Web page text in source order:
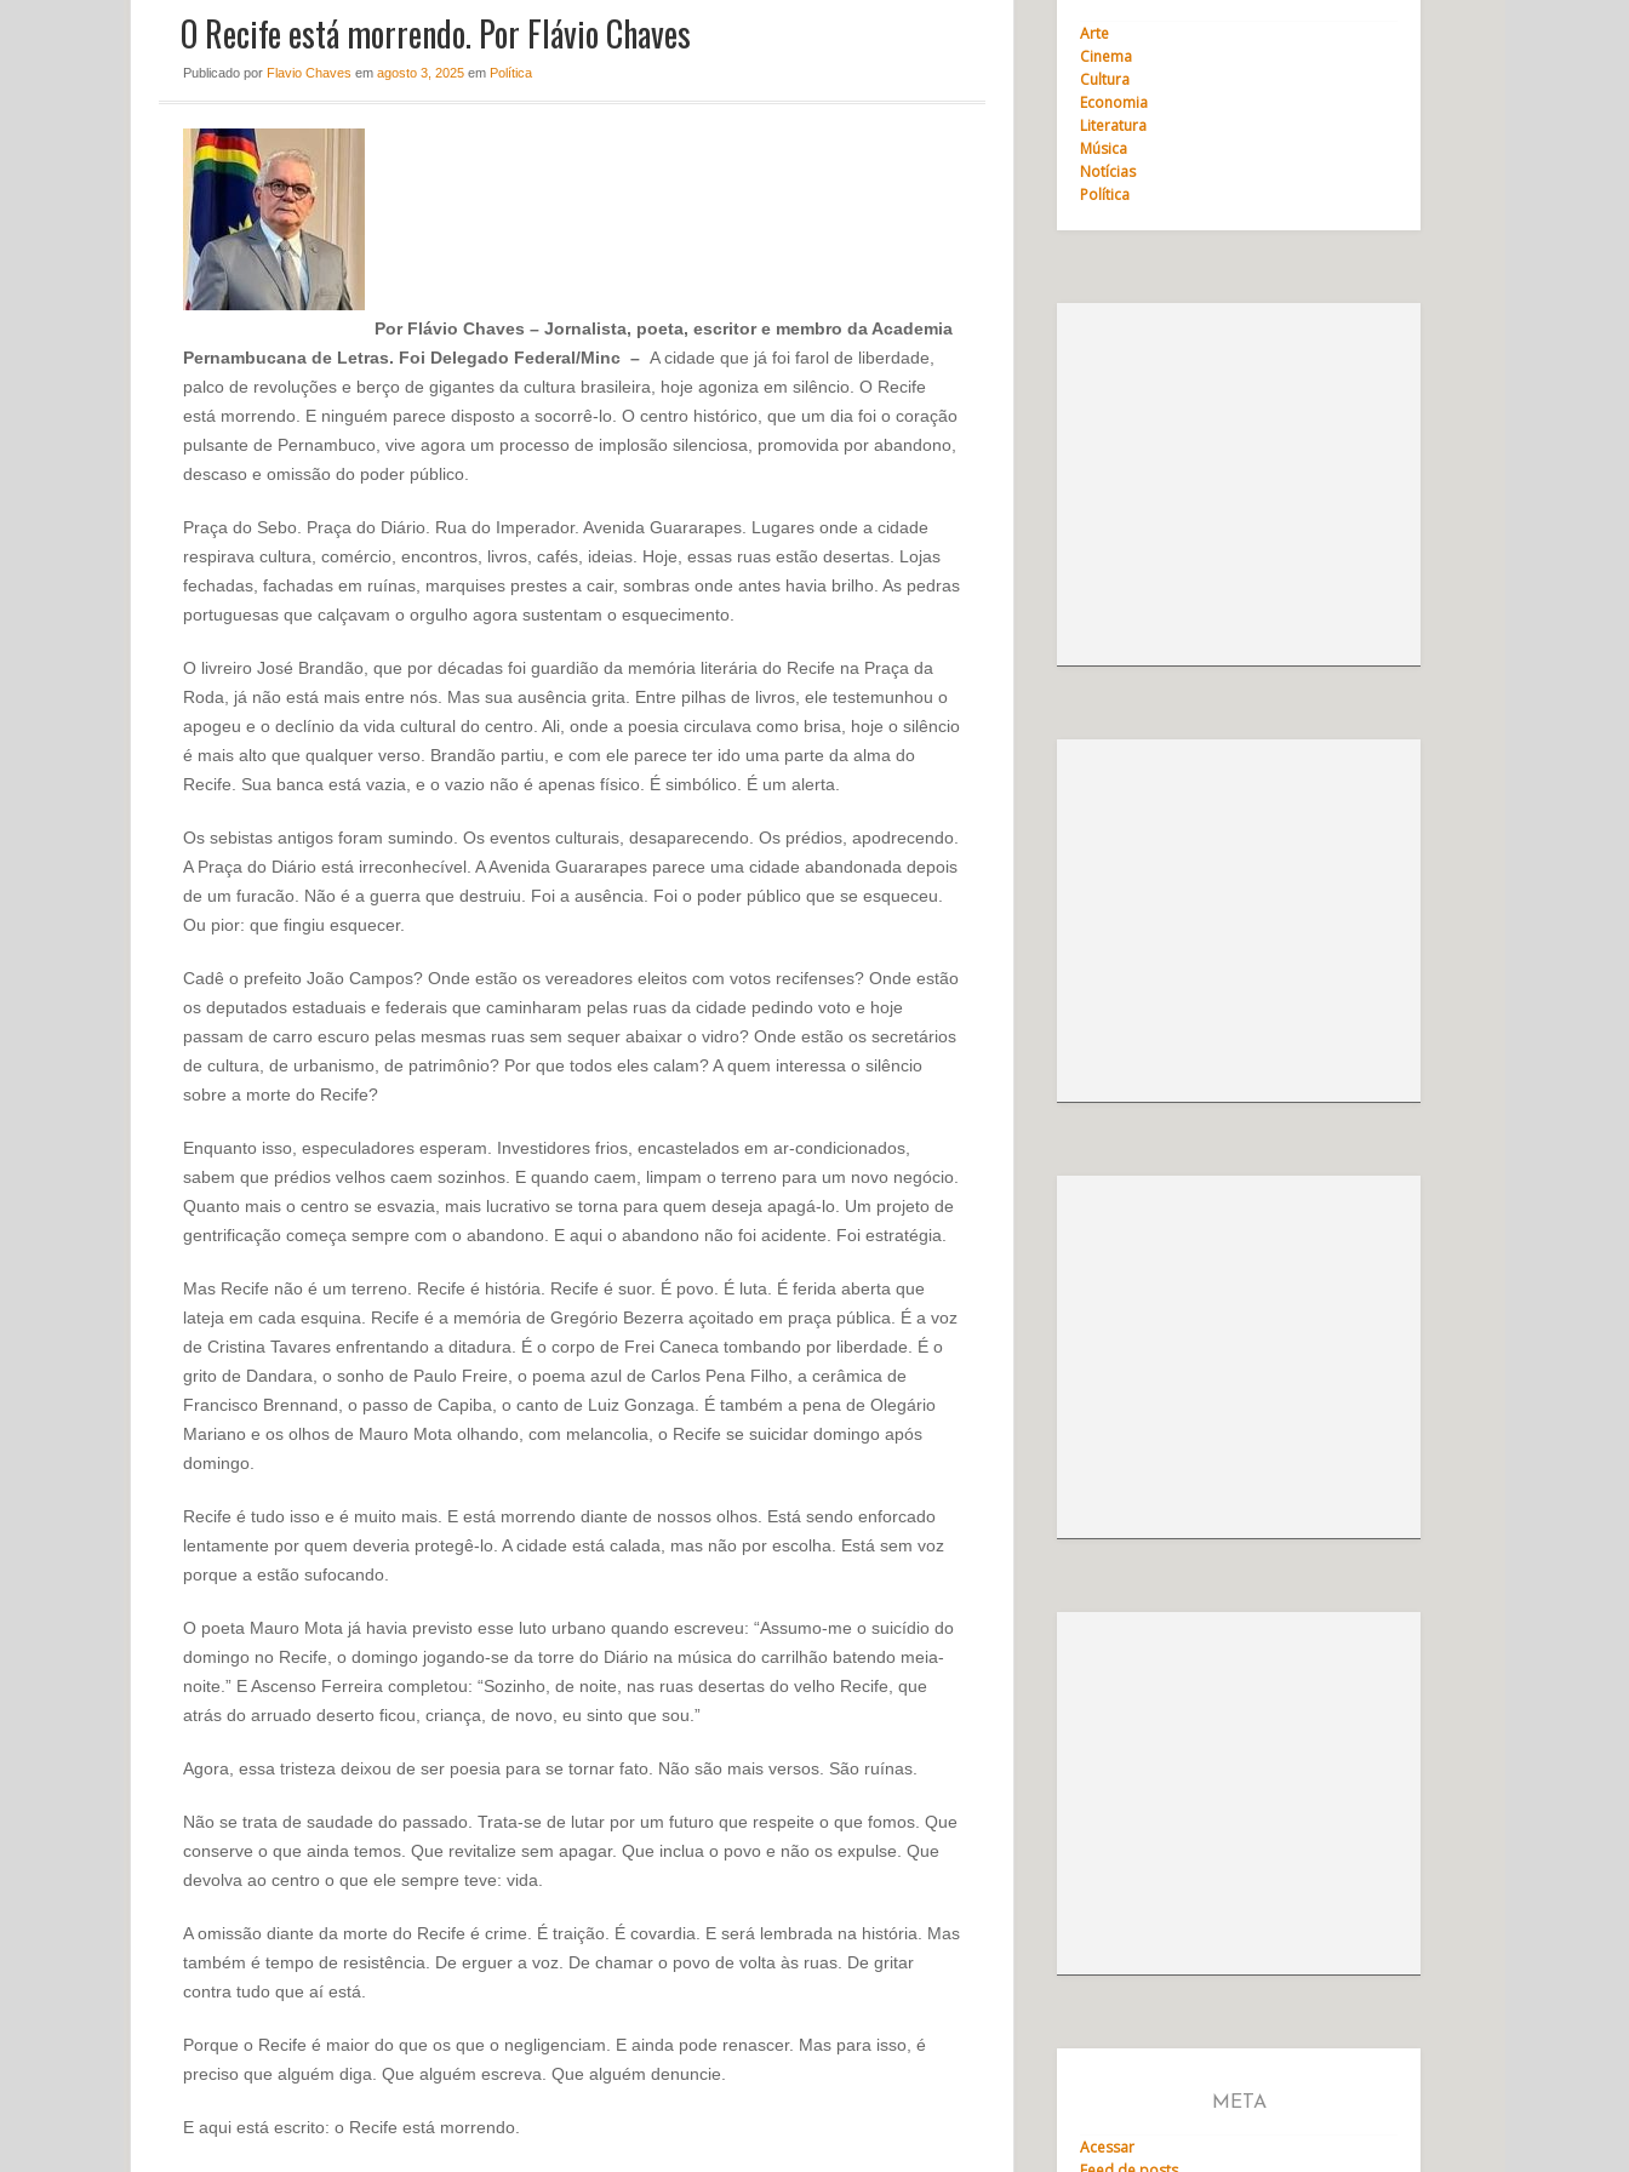
O Recife está morrendo. Por Flávio Chaves
Publicado por Flavio Chaves em agosto 3, 2025em Política
Por Flávio Chaves – Jornalista, poeta, escritor e membro da Academia
Pernambucana de Letras. Foi Delegado Federal/Minc – A cidade que já foi farol de liberdade,
palco de revoluções e berço de gigantes da cultura brasileira, hoje agoniza em silêncio. O Recife
está morrendo. E ninguém parece disposto a socorrê-lo. O centro histórico, que um dia foi o coração
pulsante de Pernambuco, vive agora um processo de implosão silenciosa, promovida por abandono,
descaso e omissão do poder público.
Praça do Sebo. Praça do Diário. Rua do Imperador. Avenida Guararapes. Lugares onde a cidade
respirava cultura, comércio, encontros, livros, cafés, ideias. Hoje, essas ruas estão desertas. Lojas
fechadas, fachadas em ruínas, marquises prestes a cair, sombras onde antes havia brilho. As pedras
portuguesas que calçavam o orgulho agora sustentam o esquecimento.
O livreiro José Brandão, que por décadas foi guardião da memória literária do Recife na Praça da
Roda, já não está mais entre nós. Mas sua ausência grita. Entre pilhas de livros, ele testemunhou o
apogeu e o declínio da vida cultural do centro. Ali, onde a poesia circulava como brisa, hoje o silêncio
é mais alto que qualquer verso. Brandão partiu, e com ele parece ter ido uma parte da alma do
Recife. Sua banca está vazia, e o vazio não é apenas físico. É simbólico. É um alerta.
Os sebistas antigos foram sumindo. Os eventos culturais, desaparecendo. Os prédios, apodrecendo.
A Praça do Diário está irreconhecível. A Avenida Guararapes parece uma cidade abandonada depois
de um furacão. Não é a guerra que destruiu. Foi a ausência. Foi o poder público que se esqueceu.
Ou pior: que fingiu esquecer.
Cadê o prefeito João Campos? Onde estão os vereadores eleitos com votos recifenses? Onde estão
os deputados estaduais e federais que caminharam pelas ruas da cidade pedindo voto e hoje
passam de carro escuro pelas mesmas ruas sem sequer abaixar o vidro? Onde estão os secretários
de cultura, de urbanismo, de patrimônio? Por que todos eles calam? A quem interessa o silêncio
sobre a morte do Recife?
Enquanto isso, especuladores esperam. Investidores frios, encastelados em ar-condicionados,
sabem que prédios velhos caem sozinhos. E quando caem, limpam o terreno para um novo negócio.
Quanto mais o centro se esvazia, mais lucrativo se torna para quem deseja apagá-lo. Um projeto de
gentrificação começa sempre com o abandono. E aqui o abandono não foi acidente. Foi estratégia.
Mas Recife não é um terreno. Recife é história. Recife é suor. É povo. É luta. É ferida aberta que
lateja em cada esquina. Recife é a memória de Gregório Bezerra açoitado em praça pública. É a voz
de Cristina Tavares enfrentando a ditadura. É o corpo de Frei Caneca tombando por liberdade. É o
grito de Dandara, o sonho de Paulo Freire, o poema azul de Carlos Pena Filho, a cerâmica de
Francisco Brennand, o passo de Capiba, o canto de Luiz Gonzaga. É também a pena de Olegário
Mariano e os olhos de Mauro Mota olhando, com melancolia, o Recife se suicidar domingo após
domingo.
Recife é tudo isso e é muito mais. E está morrendo diante de nossos olhos. Está sendo enforcado
lentamente por quem deveria protegê-lo. A cidade está calada, mas não por escolha. Está sem voz
porque a estão sufocando.
O poeta Mauro Mota já havia previsto esse luto urbano quando escreveu: “Assumo-me o suicídio do
domingo no Recife, o domingo jogando-se da torre do Diário na música do carrilhão batendo meia-
noite.” E Ascenso Ferreira completou: “Sozinho, de noite, nas ruas desertas do velho Recife, que
atrás do arruado deserto ficou, criança, de novo, eu sinto que sou.”
Agora, essa tristeza deixou de ser poesia para se tornar fato. Não são mais versos. São ruínas.
Não se trata de saudade do passado. Trata-se de lutar por um futuro que respeite o que fomos. Que
conserve o que ainda temos. Que revitalize sem apagar. Que inclua o povo e não os expulse. Que
devolva ao centro o que ele sempre teve: vida.
A omissão diante da morte do Recife é crime. É traição. É covardia. E será lembrada na história. Mas
também é tempo de resistência. De erguer a voz. De chamar o povo de volta às ruas. De gritar
contra tudo que aí está.
Porque o Recife é maior do que os que o negligenciam. E ainda pode renascer. Mas para isso, é
preciso que alguém diga. Que alguém escreva. Que alguém denuncie.
E aqui está escrito: o Recife está morrendo.
Arte
Cinema
Cultura
Economia
Literatura
Música
Notícias
Política
META
Acessar